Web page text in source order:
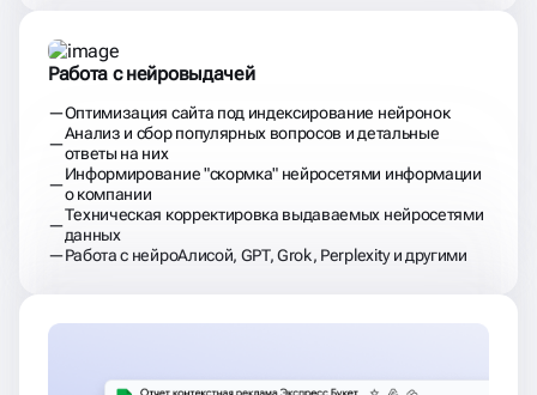
Работа с нейровыдачей
Оптимизация сайта под индексирование нейронок
Анализ и сбор популярных вопросов и детальные
ответы на них
Информирование "скормка" нейросетями информации
о компании
Техническая корректировка выдаваемых нейросетями
данных
Работа с нейроАлисой, GPT, Grok, Perplexity и другими